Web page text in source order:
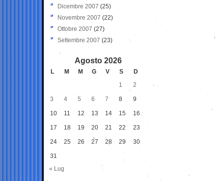
Dicembre 2007 (25)
Novembre 2007 (22)
Ottobre 2007 (27)
Settembre 2007 (23)
Agosto 2026
L M M G V S
D
1
2
3 4 5 6 7 8 9
10 11 12 13 14 15 16
17 18 19 20 21 22 23
24 25 26 27 28 29 30
31
« Lug